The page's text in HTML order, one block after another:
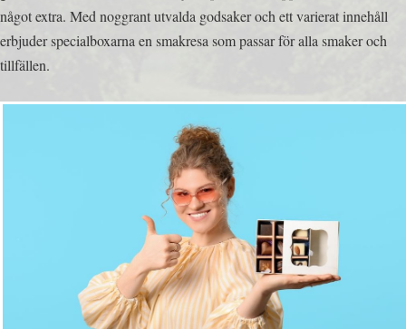
något extra. Med noggrant utvalda godsaker och ett varierat innehåll
erbjuder specialboxarna en smakresa som passar för alla smaker och
tillfällen.